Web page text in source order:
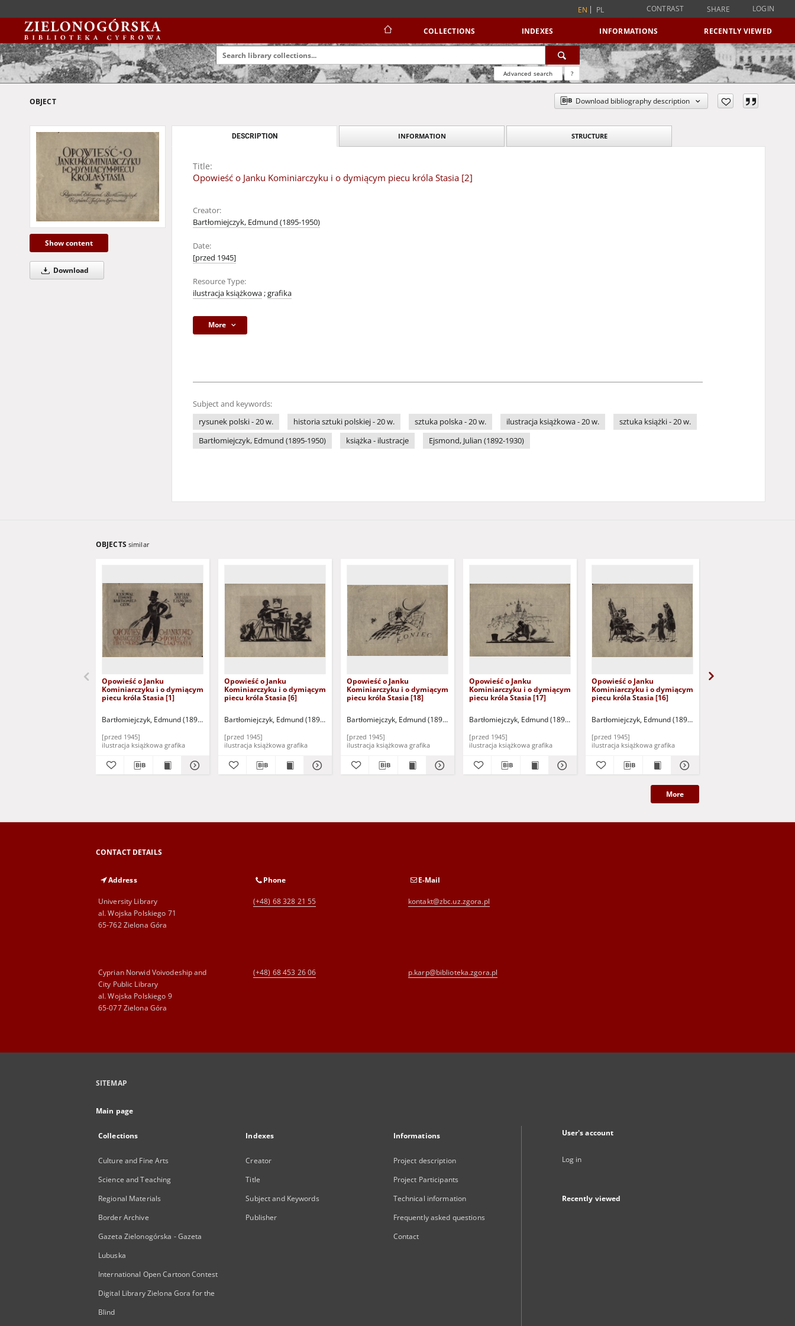
EN PL CONTRAST SHARE LOGIN
COLLECTIONS INDEXES INFORMATIONS RECENTLY VIEWED
Advanced search ?
OBJECT Download bibliography description
Show content
Download
DESCRIPTION INFORMATION STRUCTURE
Title:
Opowieść o Janku Kominiarczyku i o dymiącym piecu króla Stasia [2]
Creator:
Bartłomiejczyk, Edmund (1895-1950)
Date:
[przed 1945]
Resource Type:
ilustracja książkowa;grafika
More
Subject and keywords:
rysunek polski - 20 w.
historia sztuki polskiej - 20 w. sztuka polska - 20 w. ilustracja książkowa - 20 w.
sztuka książki - 20 w.
Bartłomiejczyk, Edmund (1895-1950)
książka - ilustracje Ejsmond, Julian (1892-1930)
OBJECTS similar
Opowieść o Janku
Kominiarczyku i o dymiącym
piecu króla Stasia [1]
Bartłomiejczyk, Edmund (1895-1950)
[przed 1945]
ilustracja książkowa grafika
Opowieść o Janku
Kominiarczyku i o dymiącym
piecu króla Stasia [6]
Bartłomiejczyk, Edmund (1895-1950)
[przed 1945]
ilustracja książkowa grafika
Opowieść o Janku
Kominiarczyku i o dymiącym
piecu króla Stasia [18]
Bartłomiejczyk, Edmund (1895-1950)
[przed 1945]
ilustracja książkowa grafika
Opowieść o Janku
Kominiarczyku i o dymiącym
piecu króla Stasia [17]
Bartłomiejczyk, Edmund (1895-1950)
[przed 1945]
ilustracja książkowa grafika
Opowieść o Janku
Kominiarczyku i o dymiącym
piecu króla Stasia [16]
Bartłomiejczyk, Edmund (1895-1950)
[przed 1945]
ilustracja książkowa grafika
More
CONTACT DETAILS
Address
University Library
al. Wojska Polskiego 71
65-762 Zielona Góra
Phone
(+48) 68 328 21 55
E-Mail
kontakt@zbc.uz.zgora.pl
Cyprian Norwid Voivodeship and
City Public Library
al. Wojska Polskiego 9
65-077 Zielona Góra
(+48) 68 453 26 06 p.karp@biblioteka.zgora.pl
SITEMAP
Main page
Collections
Culture and Fine Arts
Science and Teaching
Regional Materials
Border Archive
Gazeta Zielonogórska - Gazeta
Lubuska
International Open Cartoon Contest
Digital Library Zielona Gora for the
Blind
Indexes
Creator
Title
Subject and Keywords
Publisher
Informations
Project description
Project Participants
Technical information
Frequently asked questions
Contact
User's account
Log in
Recently viewed